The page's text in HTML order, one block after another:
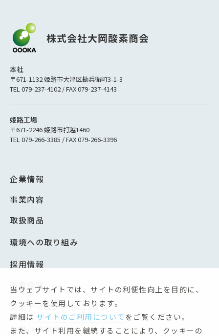
本社
〒671-1132 姫路市大津区勘兵衛町3-1-3
TEL 079-237-4102 / FAX 079-237-4143
姫路工場
〒671-2246 姫路市打越1460
TEL 079-266-3385 / FAX 079-266-3396
企業情報
事業内容
取扱商品
環境への取り組み
採用情報
新着情報
安全データシート（SDS）
お問い合わせ
当ウェブサイトでは、サイトの利便性向上を目的に、
クッキーを使用しております。
詳細は サイトのご利用についてをご覧ください。
また、サイト利用を継続することにより、クッキーの